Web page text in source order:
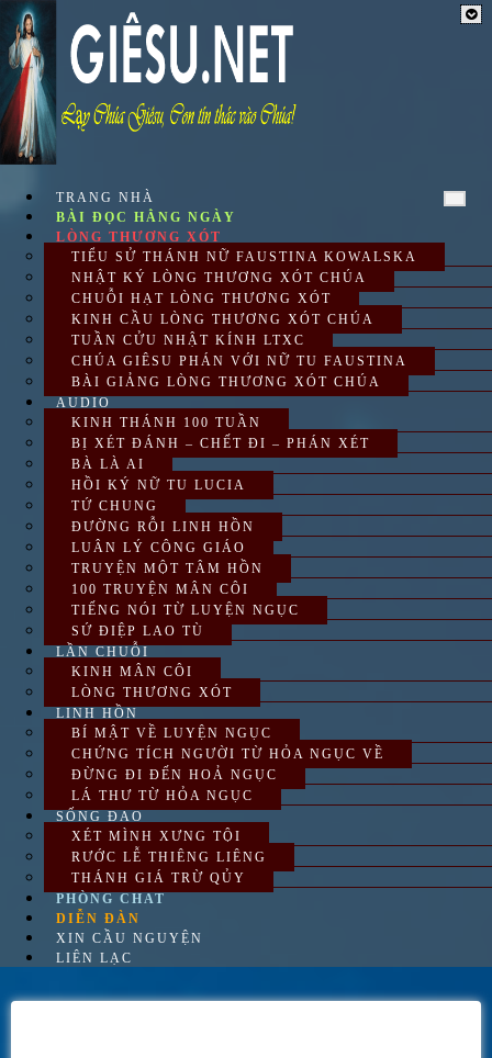
Skip
content
TRANG NHÀ
BÀI ĐỌC HẰNG NGÀY
LÒNG THƯƠNG XÓT
TIỂU SỬ THÁNH NỮ FAUSTINA KOWALSKA
NHẬT KÝ LÒNG THƯƠNG XÓT CHÚA
CHUỖI HẠT LÒNG THƯƠNG XÓT
KINH CẦU LÒNG THƯƠNG XÓT CHÚA
TUẦN CỬU NHẬT KÍNH LTXC
CHÚA GIÊSU PHÁN VỚI NỮ TU FAUSTINA
BÀI GIẢNG LÒNG THƯƠNG XÓT CHÚA
AUDIO
KINH THÁNH 100 TUẦN
BỊ XÉT ĐÁNH – CHẾT ĐI – PHÁN XÉT
BÀ LÀ AI
HỒI KÝ NỮ TU LUCIA
TỨ CHUNG
ĐƯỜNG RỖI LINH HỒN
LUÂN LÝ CÔNG GIÁO
TRUYỆN MỘT TÂM HỒN
100 TRUYỆN MÂN CÔI
TIẾNG NÓI TỪ LUYỆN NGỤC
SỨ ĐIỆP LAO TÙ
LẦN CHUỖI
KINH MÂN CÔI
LÒNG THƯƠNG XÓT
LINH HỒN
BÍ MẬT VỀ LUYỆN NGỤC
CHỨNG TÍCH NGƯỜI TỪ HỎA NGỤC VỀ
ĐỪNG ĐI ĐẾN HOẢ NGỤC
LÁ THƯ TỪ HỎA NGỤC
SỐNG ĐẠO
XÉT MÌNH XƯNG TỘI
RƯỚC LỄ THIÊNG LIÊNG
THÁNH GIÁ TRỪ QỦY
PHÒNG CHAT
DIỄN ĐÀN
XIN CẦU NGUYỆN
LIÊN LẠC